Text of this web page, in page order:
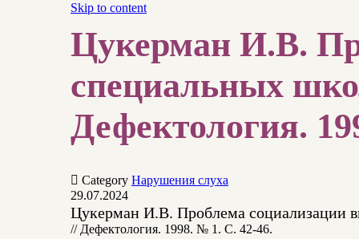
Skip to content
Цукерман И.В.
специальных
Дефектология.
 Category Нарушения слуха
29.07.2024
Цукерман И.В. Проблема социализации
// Дефектология. 1998. № 1. С. 42-46.